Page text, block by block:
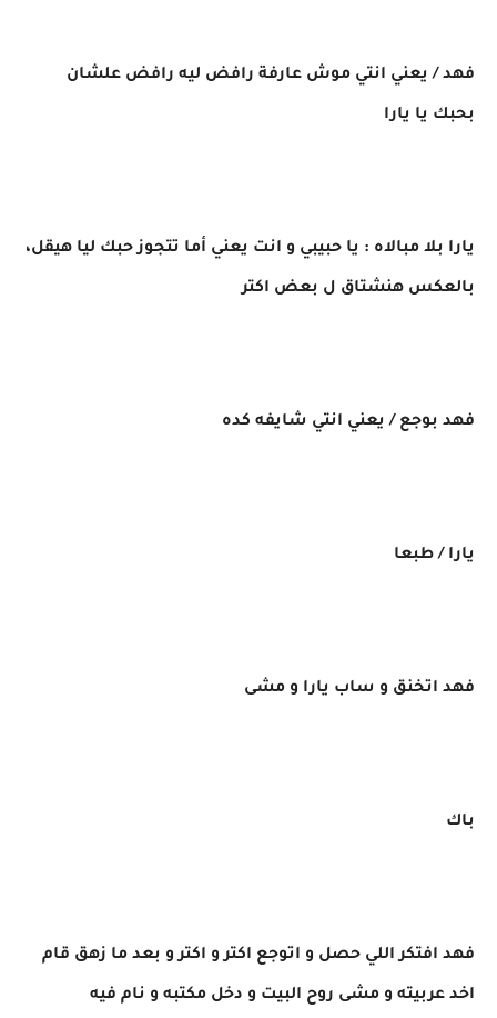
فهد / يعني انتي موش عارفة رافض ليه رافض علشان
بحبك يا يارا
يارا بلا مبالاه : يا حبيبي و انت يعني أما تتجوز حبك ليا هيقل،
بالعكس هنشتاق ل بعض اكتر
فهد بوجع / يعني انتي شايفه كده
يارا / طبعا
فهد اتخنق و ساب يارا و مشى
باك
فهد افتكر اللي حصل و اتوجع اكتر و اكتر و بعد ما زهق قام
اخد عربيته و مشى روح البيت و دخل مكتبه و نام فيه